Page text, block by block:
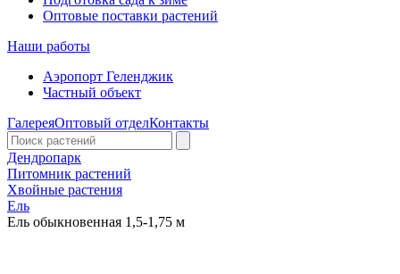
Оптовые поставки растений
Наши работы
Аэропорт Геленджик
Частный объект
ГалереяОптовый отделКонтакты
Дендропарк
Питомник растений
Хвойные растения
Ель
Ель обыкновенная 1,5-1,75 м